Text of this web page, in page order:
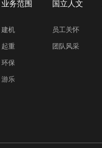
业务范围
建机
起重
环保
游乐
国立人文
员工关怀
团队风采